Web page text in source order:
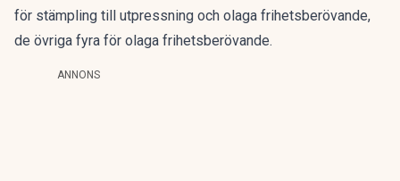
för stämpling till utpressning och olaga frihetsberövande,
de övriga fyra för olaga frihetsberövande.
ANNONS